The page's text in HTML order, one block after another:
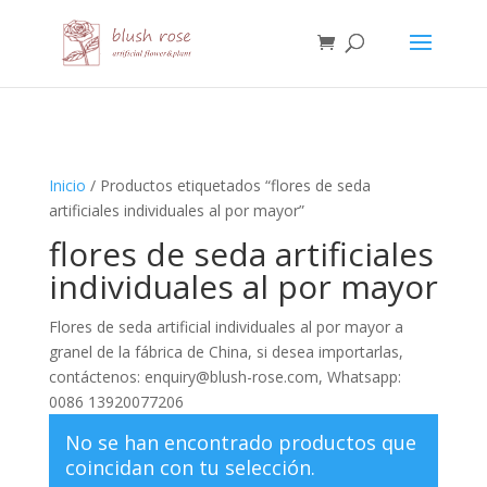
Inicio / Productos etiquetados “flores de seda
artificiales individuales al por mayor”
flores de seda artificiales
individuales al por mayor
Flores de seda artificial individuales al por mayor a
granel de la fábrica de China, si desea importarlas,
contáctenos: enquiry@blush-rose.com, Whatsapp:
0086 13920077206
No se han encontrado productos que
coincidan con tu selección.